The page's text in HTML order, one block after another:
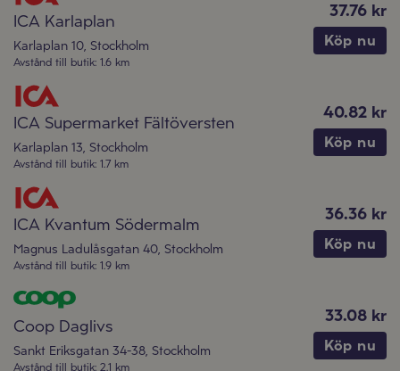
ICA Karlaplan
Karlaplan 10, Stockholm
Avstånd till butik: 1.6 km
37.76 kr
Köp nu
ICA Supermarket Fältöversten
Karlaplan 13, Stockholm
Avstånd till butik: 1.7 km
40.82 kr
Köp nu
ICA Kvantum Södermalm
Magnus Ladulåsgatan 40, Stockholm
Avstånd till butik: 1.9 km
36.36 kr
Köp nu
Coop Daglivs
Sankt Eriksgatan 34-38, Stockholm
Avstånd till butik: 2.1 km
33.08 kr
Köp nu